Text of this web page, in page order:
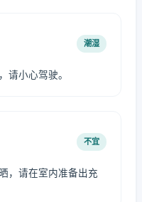
潮湿
请小心驾驶。
不宜
，请在室内准备出充